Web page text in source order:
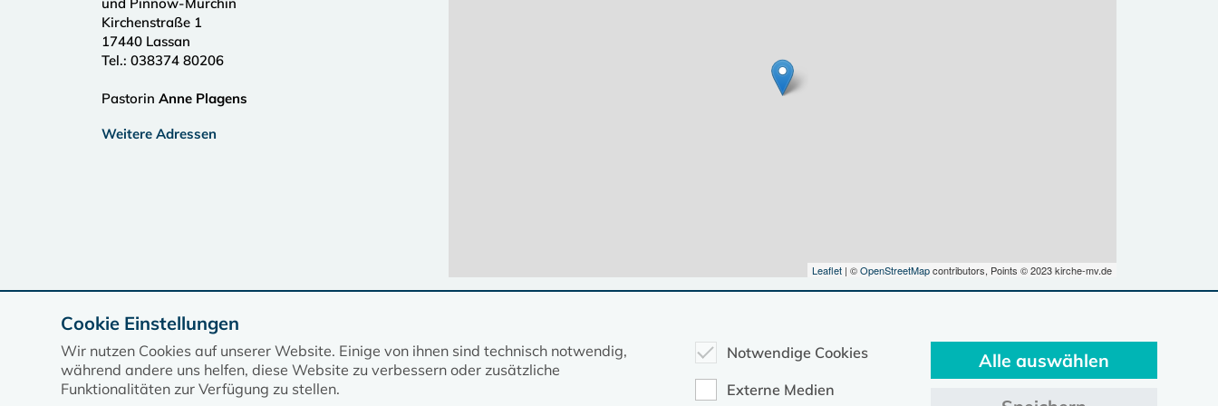
Kirchenstraße 1
17440 Lassan
Tel.: 038374 80206
Pastorin Anne Plagens
Weitere Adressen
Leaflet| ©OpenStreetMapcontributors, Points © 2023 kirche-mv.de
Diese Seite gehört zum Portal
kirche-mv.de
Evangelische Kirche in Mecklenburg-Vorpommern © 2026
Cookie Einstellungen
Wir nutzen Cookies auf unserer Website. Einige von ihnen sind technisch notwendig,
während andere uns helfen, diese Website zu verbessern oder zusätzliche
Funktionalitäten zur Verfügung zu stellen.
Notwendige Cookies
Externe Medien
Alle auswählen